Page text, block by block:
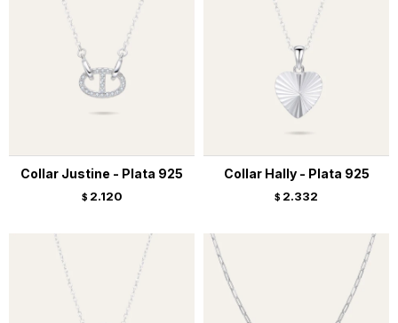
Collar Justine - Plata 925
$ 2.120
Collar Hally - Plata 925
$ 2.332